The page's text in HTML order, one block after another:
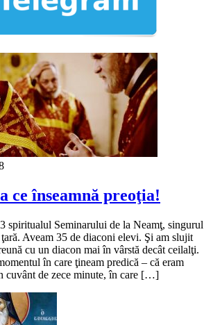
ce înseamnă preoţia!
spiritualul Seminarului de la Neamţ, singurul
Aveam 35 de diaconi elevi. Şi am slujit
cu un diacon mai în vârstă decât ceilalţi.
în care ţineam predică – că eram
cuvânt de zece minute, în care […]